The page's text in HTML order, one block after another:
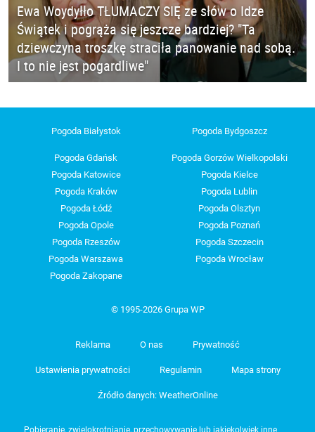
Ewa Woydyłło TŁUMACZY SIĘ ze słów o Idze
Świątek i pogrąża się jeszcze bardziej? "Ta
dziewczyna troszkę straciła panowanie nad sobą.
I to nie jest pogardliwe"
Pogoda Białystok Pogoda Bydgoszcz
Pogoda Gdańsk
Pogoda Gorzów Wielkopolski
Pogoda Katowice
Pogoda Kielce
Pogoda Kraków
Pogoda Lublin
Pogoda Łódź
Pogoda Olsztyn
Pogoda Opole
Pogoda Poznań
Pogoda Rzeszów
Pogoda Szczecin
Pogoda Warszawa
Pogoda Wrocław
Pogoda Zakopane
© 1995-2026 Grupa WP
Reklama O nas Prywatność
Ustawienia prywatności Regulamin Mapa strony
Źródło danych: WeatherOnline
Pobieranie, zwielokrotnianie, przechowywanie lub jakiekolwiek inne